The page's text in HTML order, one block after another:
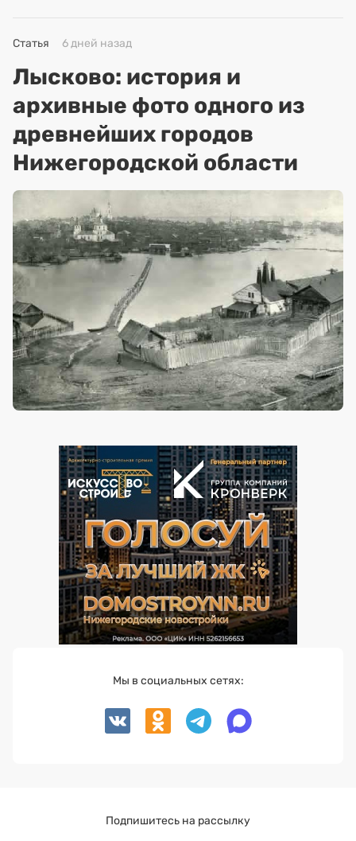
Статья 6 дней назад
Лысково: история и
архивные фото одного из
древнейших городов
Нижегородской области
Мы в социальных сетях:
Подпишитесь на рассылку